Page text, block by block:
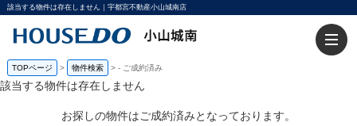
該当する物件は存在しません｜宇都宮不動産小山城南店
TOPページ > 物件検索 >- ご成約済み
該当する物件は存在しません
お探しの物件はご成約済みとなっております。